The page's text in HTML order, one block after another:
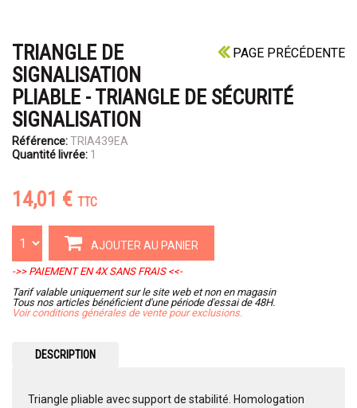
PAGE PRÉCÉDENTE
TRIANGLE DE
SIGNALISATION
PLIABLE - TRIANGLE DE SÉCURITÉ
SIGNALISATION
Référence:TRIA439EA
Quantité livrée: 1
14,01 € TTC
AJOUTER AU PANIER
->> PAIEMENT EN 4X SANS FRAIS <<-
Tarif valable uniquement sur le site web et non en magasin
Tous nos articles bénéficient d'une période d'essai de 48H.
Voir conditions générales de vente pour exclusions.
DESCRIPTION
Triangle pliable avec support de stabilité. Homologation